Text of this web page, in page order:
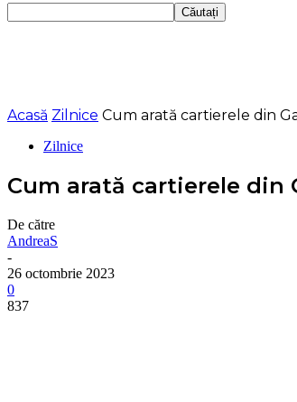
Acasă Zilnice Cum arată cartierele din
Zilnice
Cum arată cartierele din
De către
AndreaS
-
26 octombrie 2023
0
837